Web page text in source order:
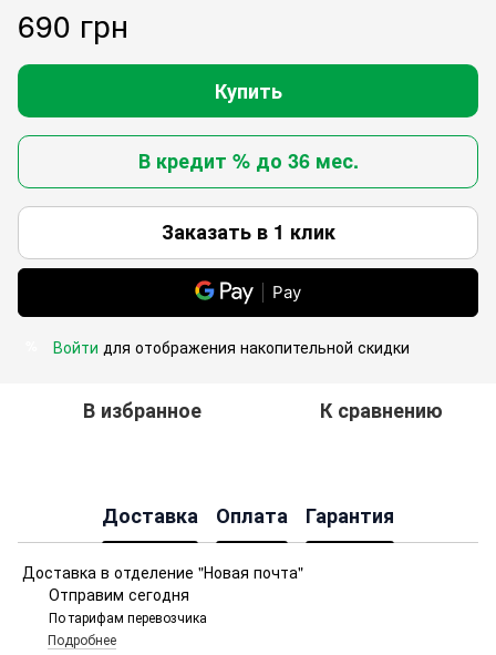
690 грн
Купить
В кредит % до 36 мес.
Заказать в 1 клик
Pay
Войти для отображения накопительной скидки
В избранное К сравнению
Доставка Оплата Гарантия
Доставка в отделение "Новая почта"
Отправим сегодня
По тарифам перевозчика
Подробнее